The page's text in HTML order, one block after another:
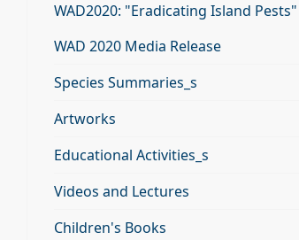
WAD2020: "Eradicating Island Pests"
WAD 2020 Media Release
Species Summaries_s
Artworks
Educational Activities_s
Videos and Lectures
Children's Books